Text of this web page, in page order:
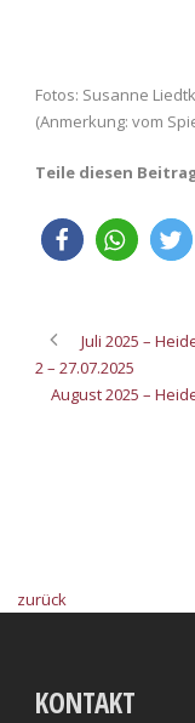
Fotos: Susanne
(Anmerkung: vom
Teile diesen
Juli 2025 –
2 – 27.07.2025
August 2025 –
zurück
KONTAKT